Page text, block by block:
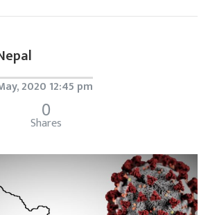
2020 12:45 pm
0
Shares